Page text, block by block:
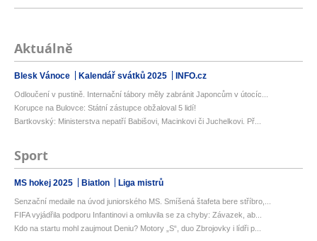
Aktuálně
Blesk Vánoce Kalendář svátků 2025 INFO.cz
Odloučení v pustině. Internační tábory měly zabránit Japoncům v útocíc...
Korupce na Bulovce: Státní zástupce obžaloval 5 lidí!
Bartkovský: Ministerstva nepatří Babišovi, Macinkovi či Juchelkovi. Př...
Sport
MS hokej 2025 Biatlon Liga mistrů
Senzační medaile na úvod juniorského MS. Smíšená štafeta bere stříbro,...
FIFA vyjádřila podporu Infantinovi a omluvila se za chyby: Závazek, ab...
Kdo na startu mohl zaujmout Deniu? Motory „S“, duo Zbrojovky i lídři p...